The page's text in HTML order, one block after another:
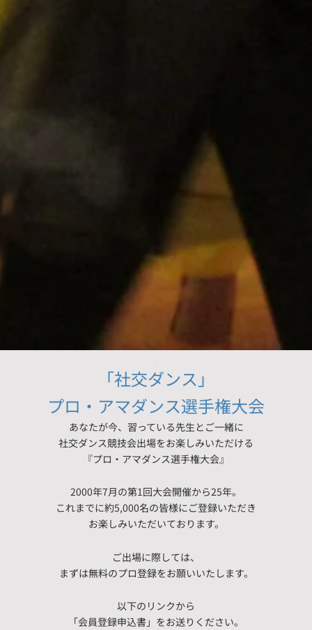
「社交ダンス」
プロ・アマダンス選手権大会
あなたが今、習っている先生とご一緒に
社交ダンス競技会出場をお楽しみいただける
『プロ・アマダンス選手権大会』
2000年7月の第1回大会開催から25年。
これまでに約5,000名の皆様にご登録いただき
お楽しみいただいております。
ご出場に際しては、
まずは無料のプロ登録をお願いいたします。
以下のリンクから
「会員登録申込書」をお送りください。